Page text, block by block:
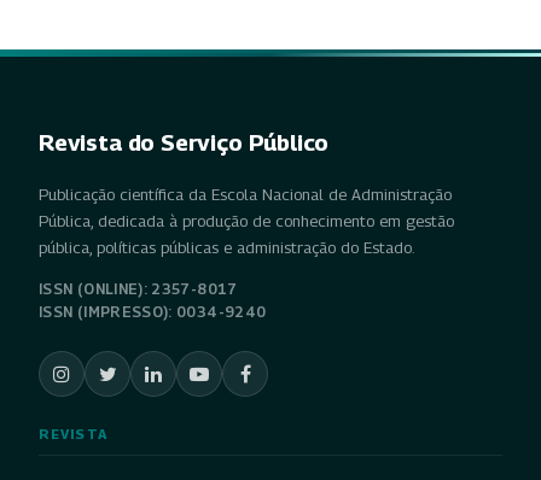
Revista do Serviço Público
Publicação científica da Escola Nacional de Administração
Pública, dedicada à produção de conhecimento em gestão
pública, políticas públicas e administração do Estado.
ISSN (ONLINE): 2357-8017
ISSN (IMPRESSO): 0034-9240
REVISTA